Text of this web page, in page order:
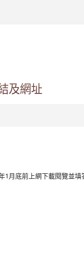
及網址
1月底前上網下載閱覽並